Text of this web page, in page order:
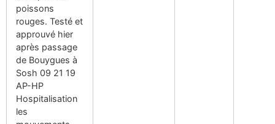
poissons
rouges. Testé et
approuvé hier
après passage
de Bouygues à
Sosh 09 21 19
AP-HP
Hospitalisation
les